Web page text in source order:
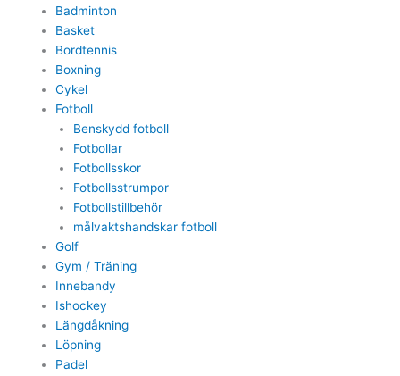
Badminton
Basket
Bordtennis
Boxning
Cykel
Fotboll
Benskydd fotboll
Fotbollar
Fotbollsskor
Fotbollsstrumpor
Fotbollstillbehör
målvaktshandskar fotboll
Golf
Gym / Träning
Innebandy
Ishockey
Längdåkning
Löpning
Padel